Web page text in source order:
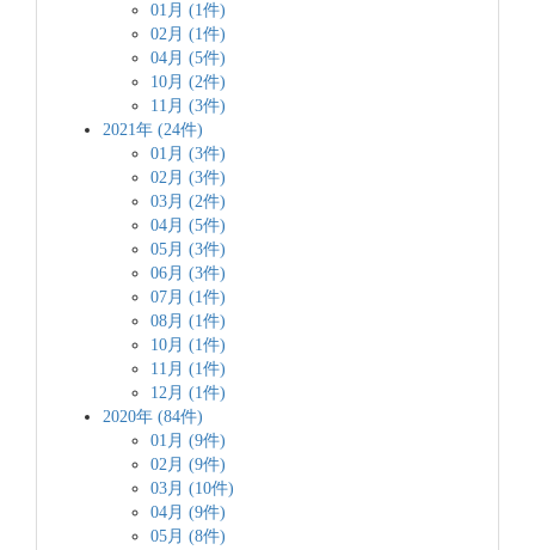
01月 (1件)
02月 (1件)
04月 (5件)
10月 (2件)
11月 (3件)
2021年 (24件)
01月 (3件)
02月 (3件)
03月 (2件)
04月 (5件)
05月 (3件)
06月 (3件)
07月 (1件)
08月 (1件)
10月 (1件)
11月 (1件)
12月 (1件)
2020年 (84件)
01月 (9件)
02月 (9件)
03月 (10件)
04月 (9件)
05月 (8件)